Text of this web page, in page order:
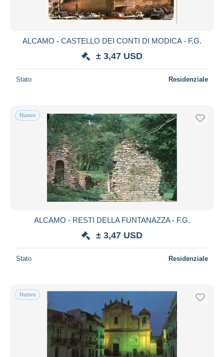
ALCAMO - CASTELLO DEI CONTI DI MODICA - F.G.
± 3,47 USD
Stato Residenziale
Nuovo
ALCAMO - RESTI DELLA FUNTANAZZA - F.G.
± 3,47 USD
Stato Residenziale
Nuovo